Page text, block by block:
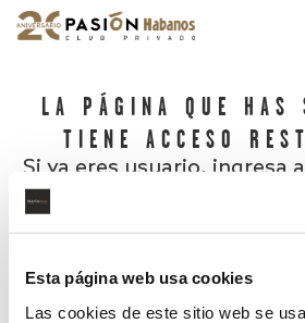
Esta página web usa cookies
Las cookies de este sitio web se
LA PÁGINA QUE HAS
TIENE ACCESO
Si ya eres usuario, ingresa